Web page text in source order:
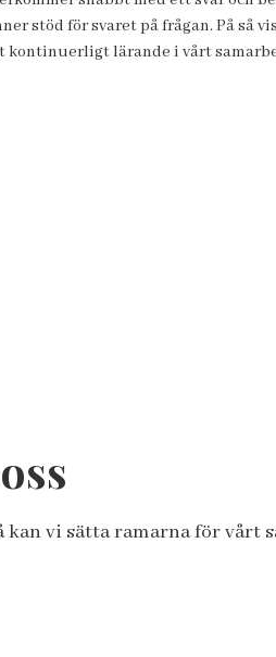
stöd för svaret på frågan. På så
kontinuerligt lärande i vårt
vi sätta ramarna för vårt